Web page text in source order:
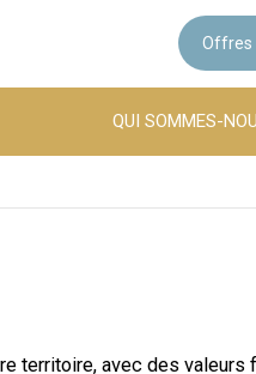
Offres
QUI SOMMES-
territoire, avec des